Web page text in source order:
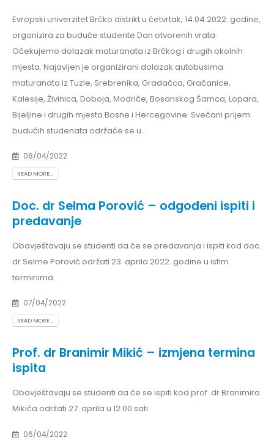
Evropski univerzitet Brčko distrikt u četvrtak, 14.04.2022. godine,
organizira za buduće studente Dan otvorenih vrata.
Očekujemo dolazak maturanata iz Brčkog i drugih okolnih
mjesta. Najavljen je organizirani dolazak autobusima
maturanata iz Tuzle, Srebrenika, Gradačca, Gračanice,
Kalesije, Živinica, Doboja, Modriče, Bosanskog Šamca, Lopara,
Bijeljine i drugih mjesta Bosne i Hercegovine. Svečani prijem
budućih studenata održaće se u...
08/04/2022
READ MORE...
Doc. dr Selma Porović – odgođeni ispiti i
predavanje
Obavještavaju se studenti da će se predavanja i ispiti kod doc.
dr Selme Porović održati 23. aprila 2022. godine u istim
terminima.
07/04/2022
READ MORE...
Prof. dr Branimir Mikić – izmjena termina
ispita
Obavještavaju se studenti da će se ispiti kod prof. dr Branimira
Mikića održati 27. aprila u 12.00 sati.
06/04/2022